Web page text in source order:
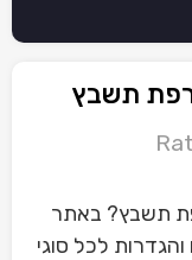
תשבץ
תשבץ? באתר
לכל סוגי